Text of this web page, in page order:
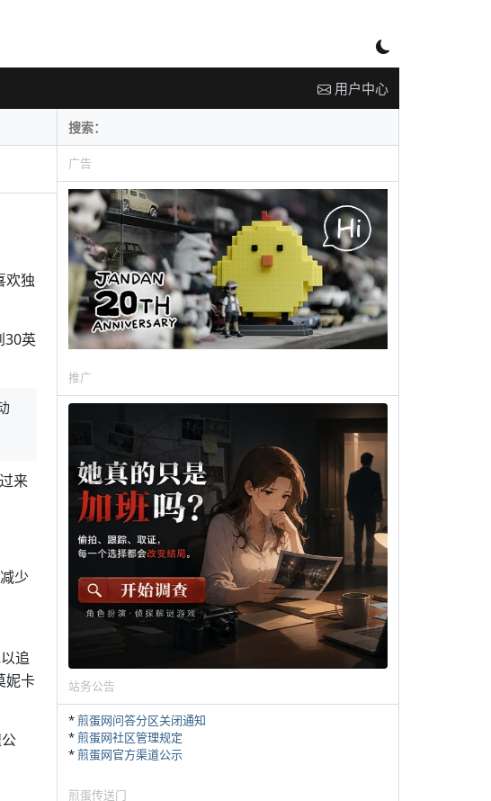
用户中心
欢独
30英
来
少
追
妮卡
广告
推广
站务公告
*煎蛋网问答分区关闭通知
*煎蛋网社区管理规定
*煎蛋网官方渠道公示
煎蛋传送门